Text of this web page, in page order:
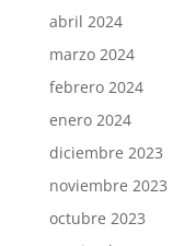
abril 2024
marzo 2024
febrero 2024
enero 2024
diciembre 2023
noviembre 2023
octubre 2023